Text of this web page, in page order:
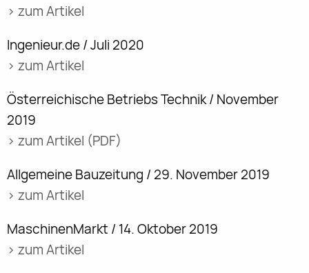
> zum Artikel
Ingenieur.de / Juli 2020
> zum Artikel
Österreichische Betriebs Technik / November
2019
> zum Artikel (PDF)
Allgemeine Bauzeitung / 29. November 2019
> zum Artikel
MaschinenMarkt / 14. Oktober 2019
> zum Artikel